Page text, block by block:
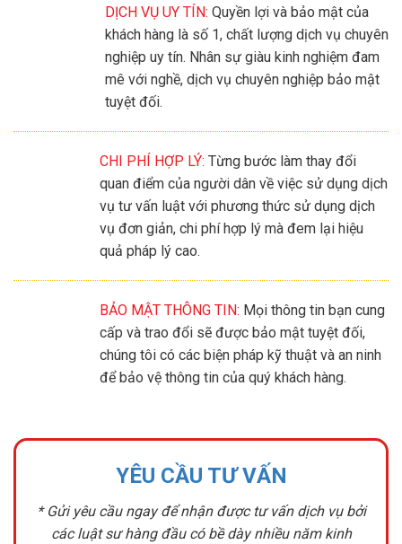
DỊCH VỤ UY TÍN: Quyền lợi và bảo mật của
khách hàng là số 1, chất lượng dịch vụ chuyên
nghiệp uy tín. Nhân sự giàu kinh nghiệm đam
mê với nghề, dịch vụ chuyên nghiệp bảo mật
tuyệt đối.
CHI PHÍ HỢP LÝ: Từng bước làm thay đổi
quan điểm của người dân về việc sử dụng dịch
vụ tư vấn luật với phương thức sử dụng dịch
vụ đơn giản, chi phí hợp lý mà đem lại hiệu
quả pháp lý cao.
BẢO MẬT THÔNG TIN: Mọi thông tin bạn cung
cấp và trao đổi sẽ được bảo mật tuyệt đối,
chúng tôi có các biện pháp kỹ thuật và an ninh
để bảo vệ thông tin của quý khách hàng.
YÊU CẦU TƯ VẤN
* Gửi yêu cầu ngay để nhận được tư vấn dịch vụ bởi
các luật sư hàng đầu có bề dày nhiều năm kinh